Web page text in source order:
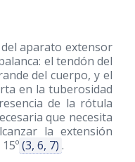
aparato extensor
el tendón del
del cuerpo, y el
en la tuberosidad
de la rótula
que necesita
la extensión
(3, 6, 7) .